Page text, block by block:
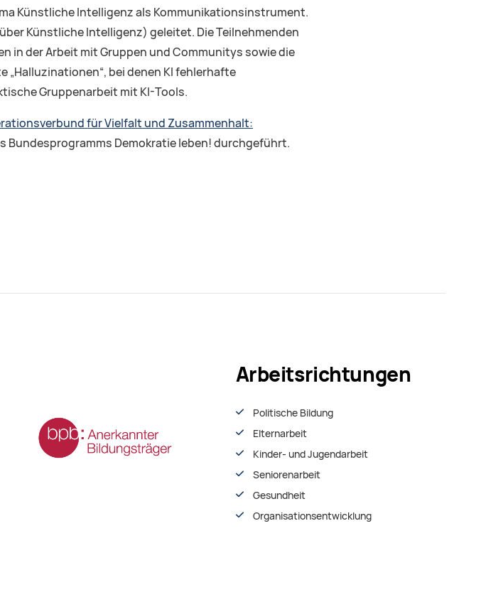
Künstliche Intelligenz als Kommunikationsinstrument.
Künstliche Intelligenz) geleitet. Die Teilnehmenden
in der Arbeit mit Gruppen und Communitys sowie die
„Halluzinationen“, bei denen KI fehlerhafte
Gruppenarbeit mit KI-Tools.
für Vielfalt und Zusammenhalt:
Bundesprogramms Demokratie leben! durchgeführt.
Arbeitsrichtungen
Politische Bildung
Elternarbeit
Kinder- und Jugendarbeit
Seniorenarbeit
Gesundheit
Organisationsentwiсklung